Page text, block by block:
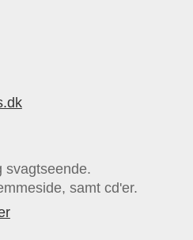
svagtseende.
samt cd'er.